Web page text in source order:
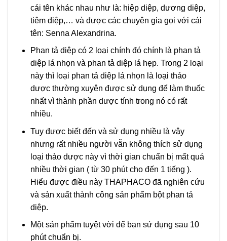
cái tên khác nhau như là: hiệp diệp, dương diệp,
tiêm diệp,… và được các chuyên gia gọi với cái
tên: Senna Alexandrina.
Phan tả diệp có 2 loại chính đó chính là phan tả
diệp lá nhọn và phan tả diệp lá hẹp. Trong 2 loại
này thì loại phan tả diệp lá nhọn là loại thảo
dược thường xuyên được sử dụng để làm thuốc
nhất vì thành phần dược tính trong nó có rất
nhiều.
Tuy được biết đến và sử dụng nhiều là vậy
nhưng rất nhiều người vẫn không thích sử dụng
loại thảo dược này vì thời gian chuẩn bị mất quá
nhiều thời gian ( từ 30 phút cho đến 1 tiếng ).
Hiểu được điều này THAPHACO đã nghiên cứu
và sản xuất thành công sản phẩm bột phan tả
diệp.
Một sản phẩm tuyệt vời để bạn sử dụng sau 10
phút chuẩn bị.